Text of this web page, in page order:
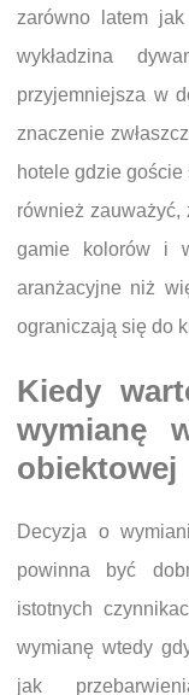
zarówno latem
wykładzina
przyjemniejsza w
znaczenie
hotele gdzie
również zauważyć,
gamie kolorów i
aranżacyjne niż
ograniczają się do
Kiedy
wymianę
obiektowej
Decyzja o
powinna być
istotnych
wymianę wtedy
jak